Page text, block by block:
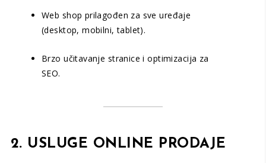
Web shop prilagođen za sve uređaje
(desktop, mobilni, tablet).
Brzo učitavanje stranice i optimizacija za
SEO.
2. USLUGE ONLINE PRODAJE